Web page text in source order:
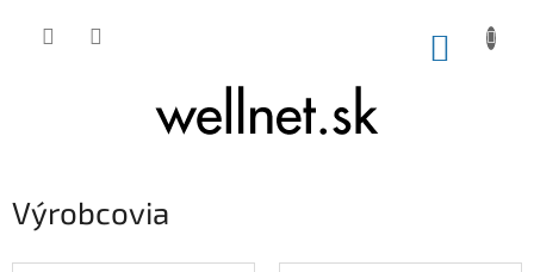
Výrobcovia